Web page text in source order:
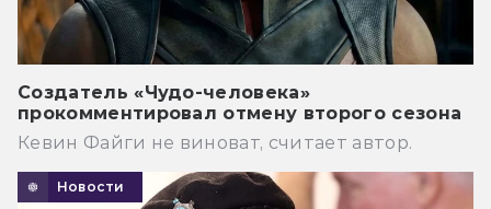
Создатель «Чудо-человека»
прокомментировал отмену второго сезона
Кевин Файги не виноват, считает автор.
Новости